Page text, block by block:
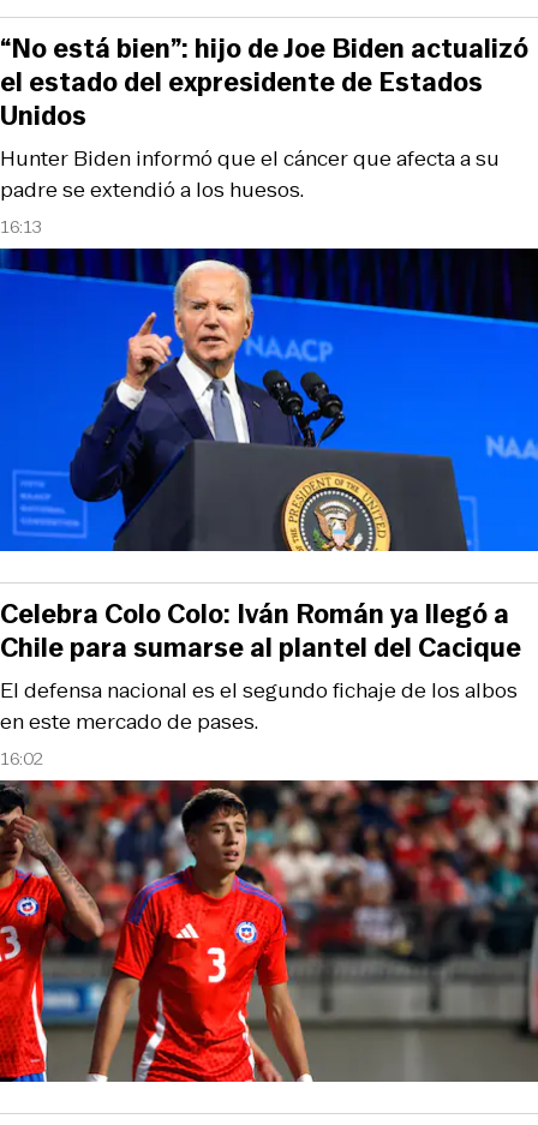
16:13
Hunter Biden informó que el cáncer que afecta a su
padre se extendió a los huesos.
“No está bien”: hijo de Joe Biden actualizó
el estado del expresidente de Estados
Unidos
16:02
El defensa nacional es el segundo fichaje de los albos
en este mercado de pases.
Celebra Colo Colo: Iván Román ya llegó a
Chile para sumarse al plantel del Cacique